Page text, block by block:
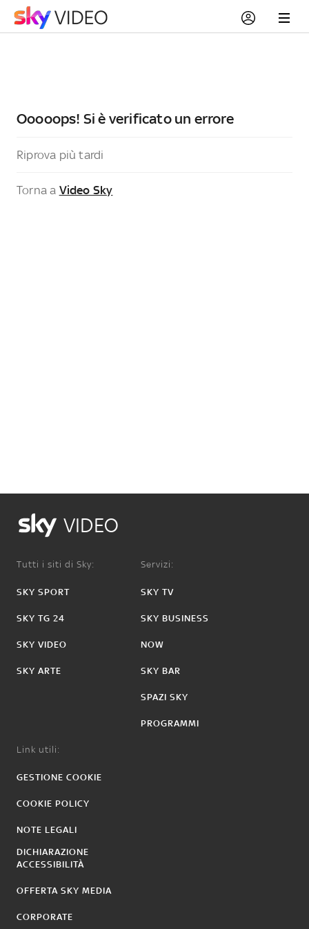
Ooooops! Si è verificato un errore
Riprova più tardi
Torna a Video Sky
VIDEO
Tutti i siti di Sky:
SKY SPORT
SKY TG 24
SKY VIDEO
SKY ARTE
Servizi:
SKY TV
SKY BUSINESS
NOW
SKY BAR
SPAZI SKY
PROGRAMMI
Link utili:
GESTIONE COOKIE
COOKIE POLICY
NOTE LEGALI
DICHIARAZIONE
ACCESSIBILITÀ
OFFERTA SKY MEDIA
CORPORATE